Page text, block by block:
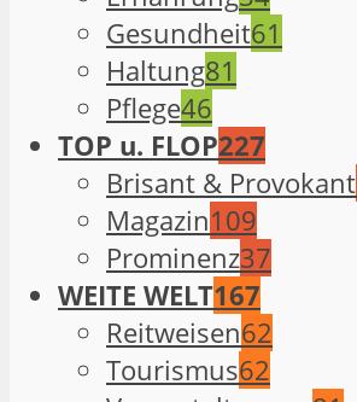
Gesundheit61
Haltung81
Pflege46
TOP u. FLOP227
Brisant & Provokant
Magazin109
Prominenz37
WEITE WELT167
Reitweisen62
Tourismus62